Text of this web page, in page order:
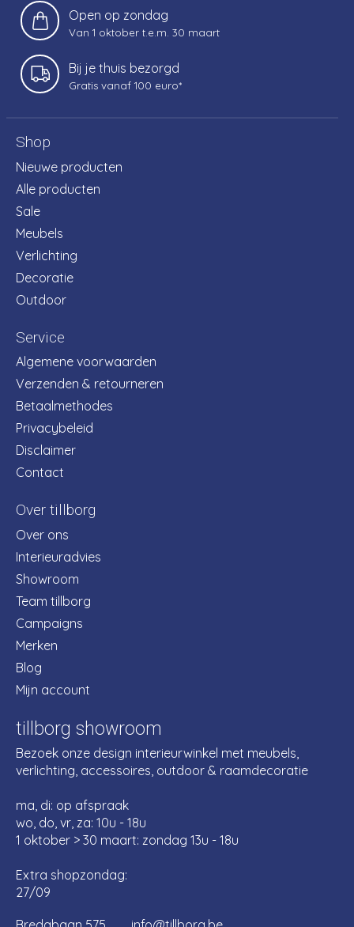
Open op zondag
Van 1 oktober t.e.m. 30 maart
Bij je thuis bezorgd
Gratis vanaf 100 euro*
Shop
Nieuwe producten
Alle producten
Sale
Meubels
Verlichting
Decoratie
Outdoor
Service
Algemene voorwaarden
Verzenden & retourneren
Betaalmethodes
Privacybeleid
Disclaimer
Contact
Over tillborg
Over ons
Interieuradvies
Showroom
Team tillborg
Campaigns
Merken
Blog
Mijn account
tillborg showroom
Bezoek onze design interieurwinkel met meubels,
verlichting, accessoires, outdoor & raamdecoratie
ma, di: op afspraak
wo, do, vr, za: 10u - 18u
1 oktober > 30 maart: zondag 13u - 18u
Extra shopzondag:
27/09